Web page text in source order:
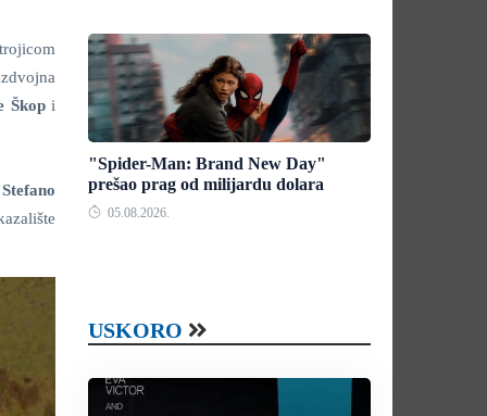
Škop i
Stefano
"Spider-Man: Brand New Day"
prešao prag od milijardu dolara
05.08.2026.
USKORO